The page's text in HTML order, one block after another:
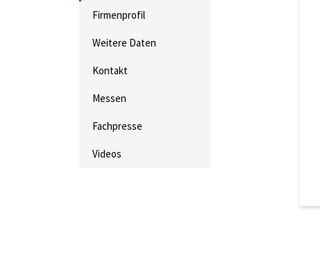
Firmenprofil
Weitere Daten
Kontakt
Messen
Fachpresse
Videos